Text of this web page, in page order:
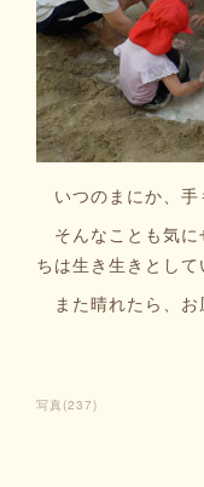
いつのまにか、
そんなことも気に
ちは生き生きとして
また晴れたら、お
写真 (237)